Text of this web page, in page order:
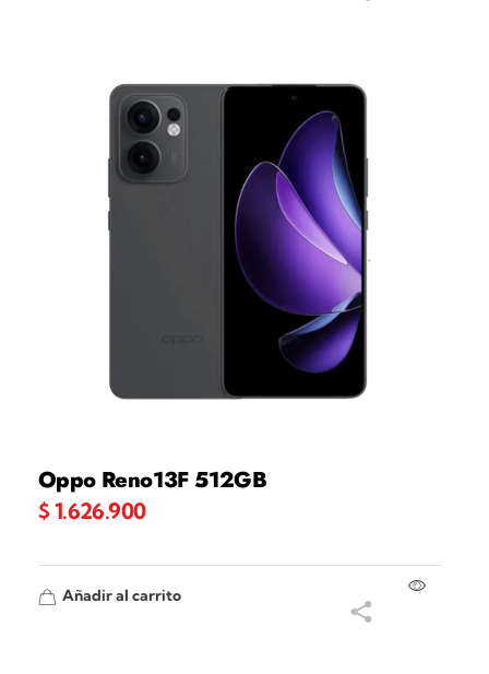
Oppo Reno13F 512GB
$ 1.626.900
Añadir al carrito